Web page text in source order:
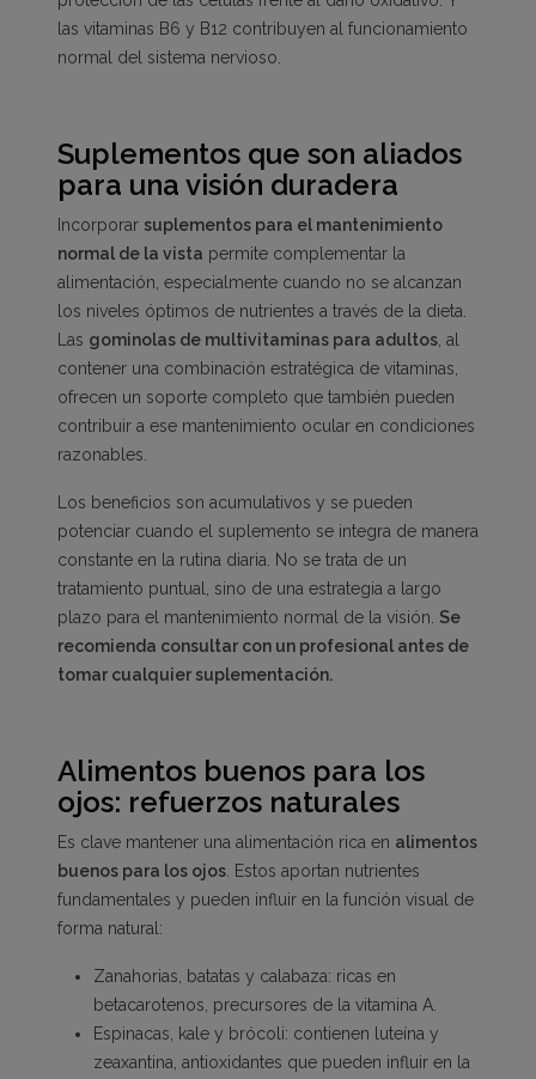
las vitaminas B6 y B12 contribuyen al funcionamiento
normal del sistema nervioso.
Suplementos que son aliados
para una visión duradera
Incorporar suplementos para el mantenimiento
normal de la vista permite complementar la
alimentación, especialmente cuando no se alcanzan
los niveles óptimos de nutrientes a través de la dieta.
Las gominolas de multivitaminas para adultos , al
contener una combinación estratégica de vitaminas,
ofrecen un soporte completo que también pueden
contribuir a ese mantenimiento ocular en condiciones
razonables.
Los beneficios son acumulativos y se pueden
potenciar cuando el suplemento se integra de manera
constante en la rutina diaria. No se trata de un
tratamiento puntual, sino de una estrategia a largo
plazo para el mantenimiento normal de la visión. Se
recomienda consultar con un profesional antes de
tomar cualquier suplementación.
Alimentos buenos para los
ojos: refuerzos naturales
Es clave mantener una alimentación rica en alimentos
buenos para los ojos . Estos aportan nutrientes
fundamentales y pueden influir en la función visual de
forma natural:
Zanahorias, batatas y calabaza: ricas en
betacarotenos, precursores de la vitamina A.
Espinacas, kale y brócoli: contienen luteína y
zeaxantina, antioxidantes que pueden influir en la